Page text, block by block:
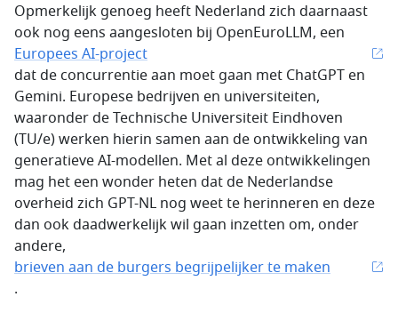
Opmerkelijk genoeg heeft Nederland zich daarnaast
ook nog eens aangesloten bij OpenEuroLLM, een
Europees AI-project
dat de concurrentie aan moet gaan met ChatGPT en
Gemini. Europese bedrijven en universiteiten,
waaronder de Technische Universiteit Eindhoven
(TU/e) werken hierin samen aan de ontwikkeling van
generatieve AI-modellen. Met al deze ontwikkelingen
mag het een wonder heten dat de Nederlandse
overheid zich GPT-NL nog weet te herinneren en deze
dan ook daadwerkelijk wil gaan inzetten om, onder
andere,
brieven aan de burgers begrijpelijker te maken
.